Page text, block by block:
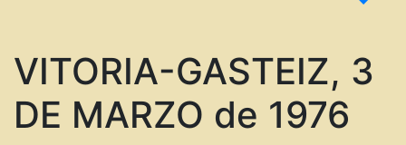
VITORIA-GASTEIZ, 3
DE MARZO de 1976